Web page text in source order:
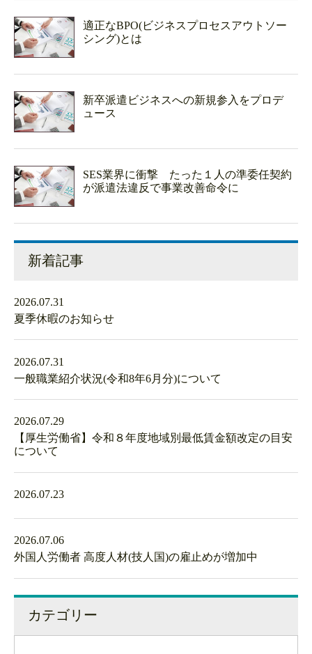
適正なBPO(ビジネスプロセスアウトソー
シング)とは
新卒派遣ビジネスへの新規参入をプロデ
ュース
SES業界に衝撃 たった１人の準委任契約
が派遣法違反で事業改善命令に
新着記事
2026.07.31
夏季休暇のお知らせ
2026.07.31
一般職業紹介状況(令和8年6月分)について
2026.07.29
【厚生労働省】令和８年度地域別最低賃金額改定の目安
について
2026.07.23
2026.07.06
外国人労働者 高度人材(技人国)の雇止めが増加中
カテゴリー